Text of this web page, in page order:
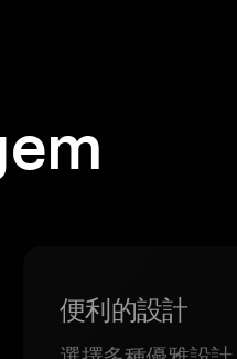
便利的設計